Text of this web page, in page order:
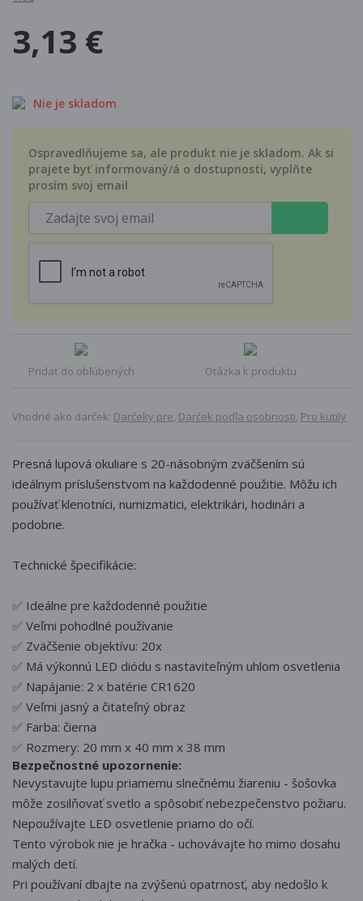
3,13 €
Nie je skladom
Ospravedlňujeme sa, ale produkt nie je skladom. Ak si
prajete byť informovaný/á o dostupnosti, vyplňte
prosím svoj email
Pridať do obľúbených Otázka k produktu
Vhodné ako darček: Darčeky pre, Darček podľa osobnosti, Pro kutily
Presná lupová okuliare s 20-násobným zväčšením sú
ideálnym príslušenstvom na každodenné použitie. Môžu ich
používať klenotníci, numizmatici, elektrikári, hodinári a
podobne.
Technické špecifikácie:
✅ Ideálne pre každodenné použitie
✅ Veľmi pohodlné používanie
✅ Zväčšenie objektívu: 20x
✅ Má výkonnú LED diódu s nastaviteľným uhlom osvetlenia
✅ Napájanie: 2 x batérie CR1620
✅ Veľmi jasný a čitateľný obraz
✅ Farba: čierna
✅ Rozmery: 20 mm x 40 mm x 38 mm
Bezpečnostné upozornenie:
Nevystavujte lupu priamemu slnečnému žiareniu - šošovka
môže zosilňovať svetlo a spôsobiť nebezpečenstvo požiaru.
Nepoužívajte LED osvetlenie priamo do očí.
Tento výrobok nie je hračka - uchovávajte ho mimo dosahu
malých detí.
Pri používaní dbajte na zvýšenú opatrnosť, aby nedošlo k